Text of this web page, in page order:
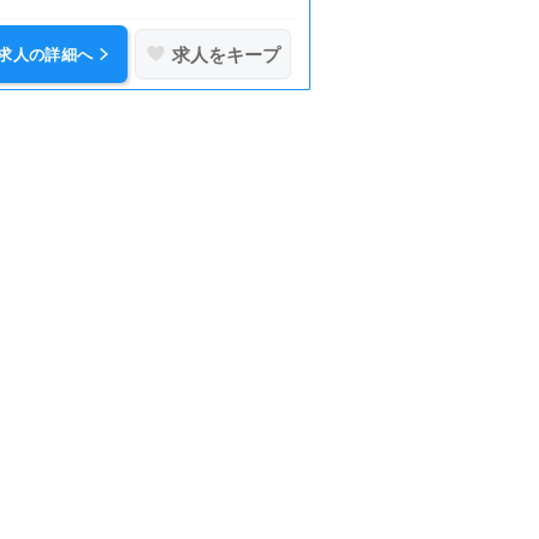
人の詳細へ 求人をキープ